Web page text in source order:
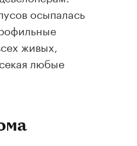
осыпалась
живых,
любые